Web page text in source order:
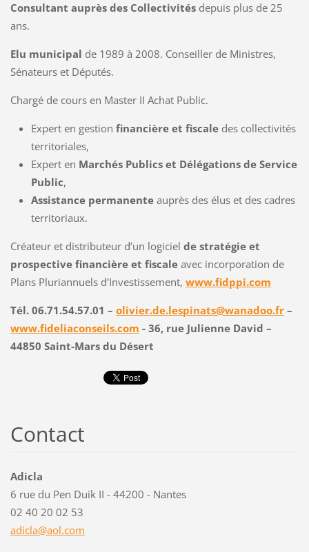
Consultant auprès des Collectivités depuis plus de 25
ans.
Elu municipal de 1989 à 2008. Conseiller de Ministres,
Sénateurs et Députés.
Chargé de cours en Master II Achat Public.
Expert en gestion financière et fiscaledes collectivités
territoriales,
Expert en Marchés Publics et Délégations de Service
Public,
Assistance permanenteauprès des élus et des cadres
territoriaux.
Créateur et distributeur d’un logiciel de stratégie et
prospective financière et fiscaleavec incorporation de
Plans Pluriannuels d’Investissement, www.fidppi.com
Tél. 06.71.54.57.01 – olivier.de.lespinats@wanadoo.fr–
www.fideliaconseils.com - 36, rue Julienne David –
44850 Saint-Mars du Désert
Contact
Adicla
6 rue du Pen Duik II - 44200 - Nantes
02 40 20 02 53
adicla@aol.com